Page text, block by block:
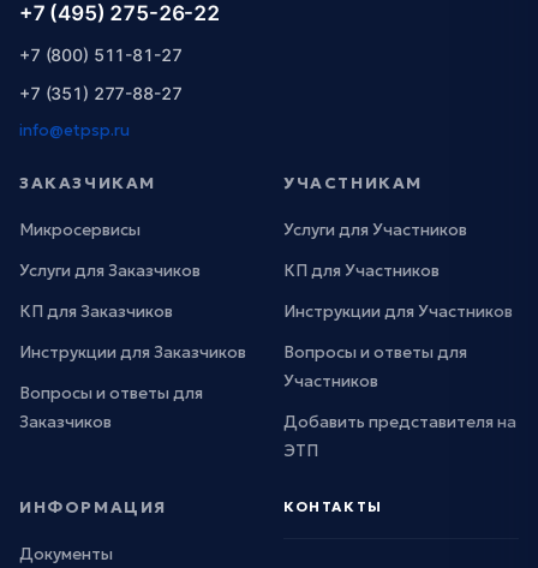
+7 (495) 275-26-22
+7 (800) 511-81-27
+7 (351) 277-88-27
info@etpsp.ru
ЗАКАЗЧИКАМ
Микросервисы
Услуги для Заказчиков
КП для Заказчиков
Инструкции для Заказчиков
Вопросы и ответы для
Заказчиков
УЧАСТНИКАМ
Услуги для Участников
КП для Участников
Инструкции для Участников
Вопросы и ответы для
Участников
Добавить представителя на
ЭТП
ИНФОРМАЦИЯ
Документы
КОНТАКТЫ